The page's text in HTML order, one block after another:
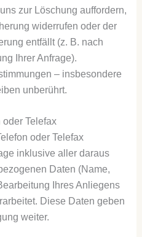
zur Löschung auffordern,
widerrufen oder der
entfällt (z. B. nach
Ihrer Anfrage).
– insbesondere
unberührt.
Telefax
oder Telefax
inklusive aller daraus
Daten (Name,
Ihres Anliegens
Diese Daten geben
weiter.